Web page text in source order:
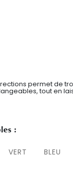
permet de
tout en
:
VERT BLEU